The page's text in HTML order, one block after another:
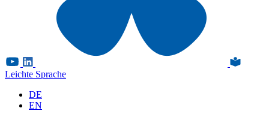
Leichte Sprache
DE
EN